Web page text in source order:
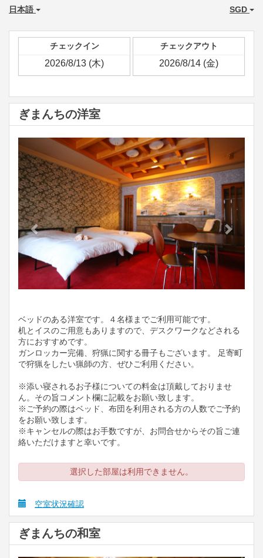
日本語 SGD
チェックイン チェックアウト
ぎまんちの洋室
Previous
ベッドのある洋室です。４名様までご利用可能です。
机とイスのご用意もありますので、デスクワークなどされる
方におすすめです。
ガンロッカー完備、狩猟に関する冊子もございます。 足寄町
で狩猟をしたい猟師の方、ぜひご利用ください。
※添い寝されるお子様についての料金は頂戴しておりませ
ん。その旨コメント欄に記載をお願い致します。
※ご予約の際はベッド、布団を利用される方の人数でご予約
をお願い致します。
※キャンセルの際はお手数ですが、お問合せからその旨ご連
絡いただけますと幸いです。
選択した部屋は利用できません。
空室状況確認
ぎまんちの和室